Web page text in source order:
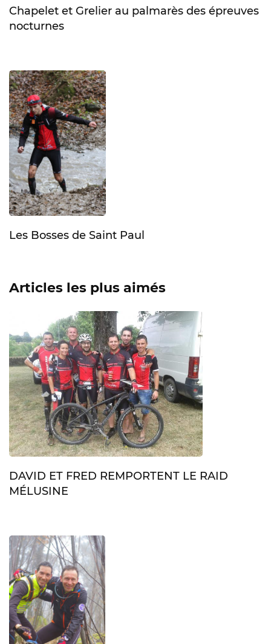
Chapelet et Grelier au palmarès des épreuves
nocturnes
Les Bosses de Saint Paul
Articles les plus aimés
DAVID ET FRED REMPORTENT LE RAID
MÉLUSINE